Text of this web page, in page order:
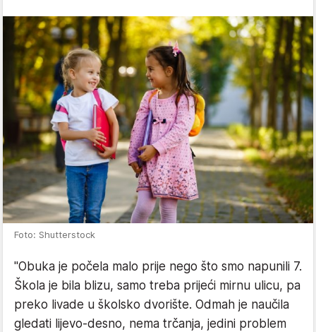
Foto: Shutterstock
"Obuka je počela malo prije nego što smo napunili 7.
Škola je bila blizu, samo treba prijeći mirnu ulicu, pa
preko livade u školsko dvorište. Odmah je naučila
gledati lijevo-desno, nema trčanja, jedini problem